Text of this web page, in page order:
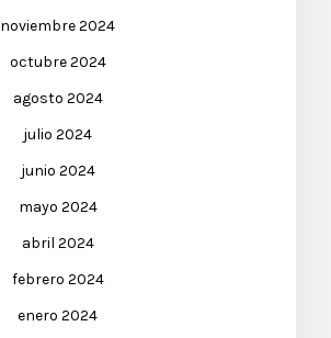
noviembre 2024
octubre 2024
agosto 2024
julio 2024
junio 2024
mayo 2024
abril 2024
febrero 2024
enero 2024